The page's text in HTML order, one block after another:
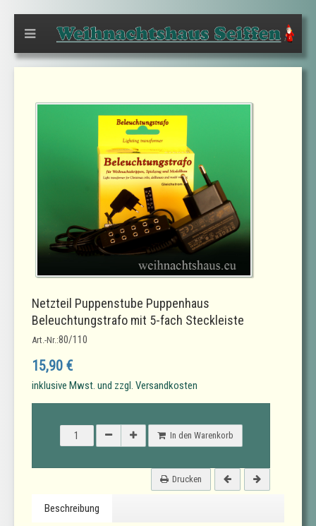
Netzteil Puppenstube Puppenhaus
Beleuchtungstrafo mit 5-fach Steckleiste
Art.-Nr.:80/110
15,90 €
inklusive Mwst. und zzgl. Versandkosten
In den Warenkorb
Drucken
Beschreibung